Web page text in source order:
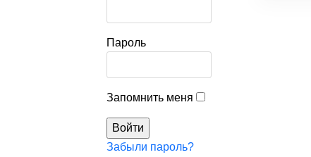
Пароль
Запомнить меня
Забыли пароль?